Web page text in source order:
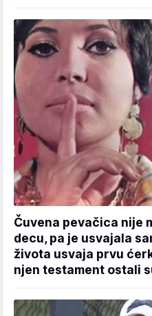
Čuvena pevačica nije
decu, pa je usvajala
života usvaja prvu
njen testament ostali